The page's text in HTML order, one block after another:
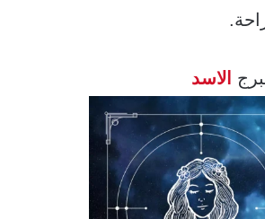
الاسد